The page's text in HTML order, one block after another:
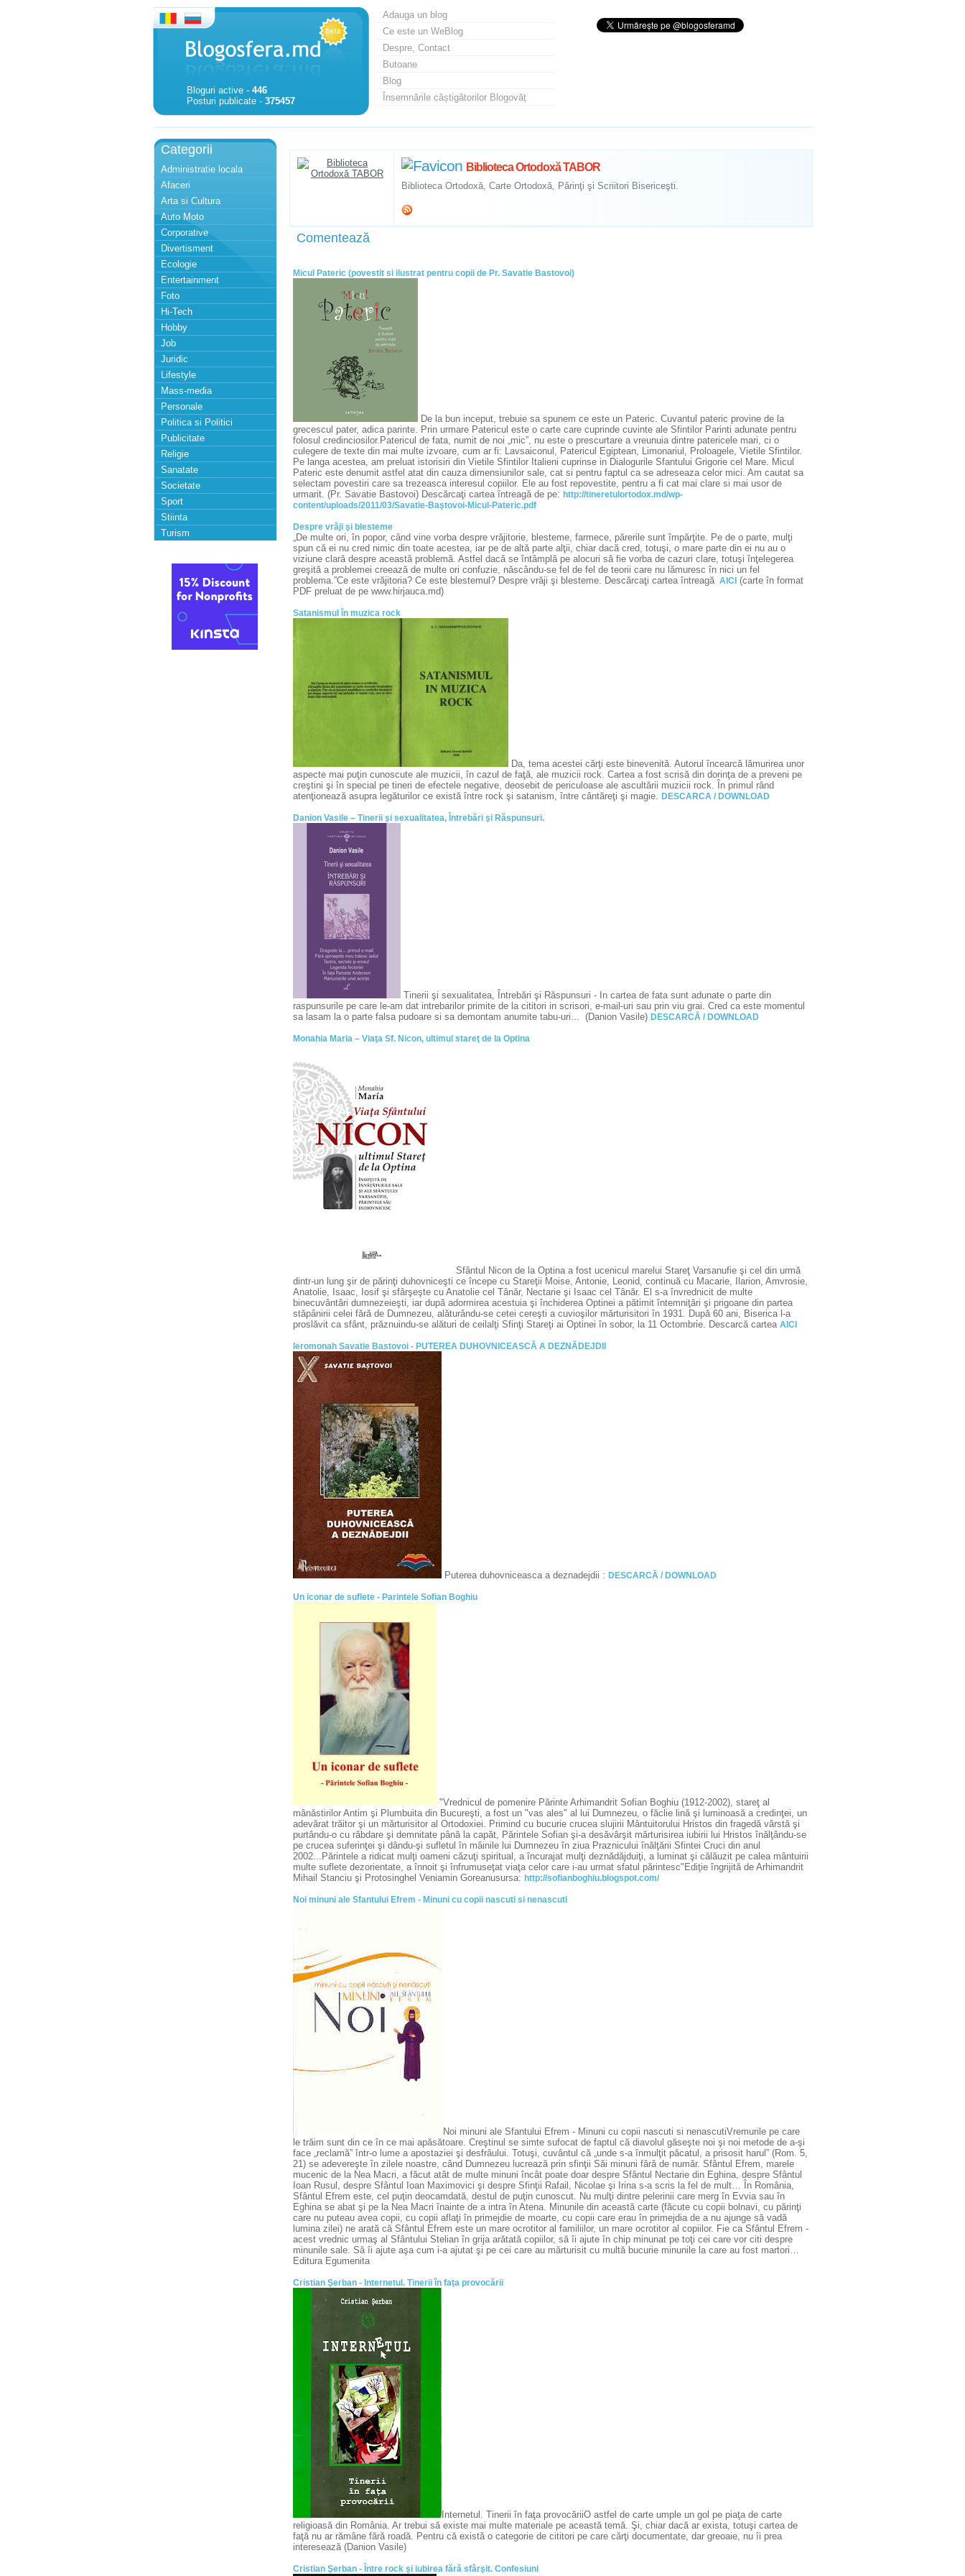
Bloguri active - 446
Posturi publicate - 375457
Adauga un blog
Ce este un WeBlog
Despre, Contact
Butoane
Blog
Însemnările câștigătorilor Blogovăț
Categorii
Administratie locala
Afaceri
Arta si Cultura
Auto Moto
Corporative
Divertisment
Ecologie
Entertainment
Foto
Hi-Tech
Hobby
Job
Juridic
Lifestyle
Mass-media
Personale
Politica si Politici
Publicitate
Religie
Sanatate
Societate
Sport
Stiinta
Turism
Biblioteca Ortodoxă TABOR
Biblioteca Ortodoxă, Carte Ortodoxă, Părinţi şi Scriitori Bisericeşti.
Comentează
Micul Pateric (povestit si ilustrat pentru copii de Pr. Savatie Bastovoi)
De la bun inceput, trebuie sa spunem ce este un Pateric. Cuvantul pateric provine de la
grecescul pater, adica parinte. Prin urmare Patericul este o carte care cuprinde cuvinte ale Sfintilor Parinti adunate pentru
folosul credinciosilor.Patericul de fata, numit de noi „mic”, nu este o prescurtare a vreunuia dintre patericele mari, ci o
culegere de texte din mai multe izvoare, cum ar fi: Lavsaiconul, Patericul Egiptean, Limonariul, Proloagele, Vietile Sfintilor.
Pe langa acestea, am preluat istorisiri din Vietile Sfintilor Italieni cuprinse in Dialogurile Sfantului Grigorie cel Mare. Micul
Pateric este denumit astfel atat din cauza dimensiunilor sale, cat si pentru faptul ca se adreseaza celor mici. Am cautat sa
selectam povestiri care sa trezeasca interesul copiilor. Ele au fost repovestite, pentru a fi cat mai clare si mai usor de
urmarit. (Pr. Savatie Bastovoi) Descărcaţi cartea întreagă de pe: http://tineretulortodox.md/wp-
content/uploads/2011/03/Savatie-Baştovoi-Micul-Pateric.pdf
Despre vrăji şi blesteme
„De multe ori, în popor, când vine vorba despre vrăjitorie, blesteme, farmece, părerile sunt împărţite. Pe de o parte, mulţi
spun că ei nu cred nimic din toate acestea, iar pe de altă parte alţii, chiar dacă cred, totuşi, o mare parte din ei nu au o
viziune clară despre această problemă. Astfel dacă se întâmplă pe alocuri să fie vorba de cazuri clare, totuşi înţelegerea
greşită a problemei creează de multe ori confuzie, născându-se fel de fel de teorii care nu lămuresc în nici un fel
problema.”Ce este vrăjitoria? Ce este blestemul? Despre vrăji şi blesteme. Descărcaţi cartea întreagă AICI (carte în format
PDF preluat de pe www.hirjauca.md)
Satanismul în muzica rock
Da, tema acestei cărţi este binevenită. Autorul încearcă lămurirea unor
aspecte mai puţin cunoscute ale muzicii, în cazul de faţă, ale muzicii rock. Cartea a fost scrisă din dorinţa de a preveni pe
creştini şi în special pe tineri de efectele negative, deosebit de periculoase ale ascultării muzicii rock. În primul rând
atenţionează asupra legăturilor ce există între rock şi satanism, între cântăreţi şi magie. DESCARCA / DOWNLOAD
Danion Vasile – Tinerii şi sexualitatea, Întrebări şi Răspunsuri.
Tinerii şi sexualitatea, Întrebări şi Răspunsuri - In cartea de fata sunt adunate o parte din
raspunsurile pe care le-am dat intrebarilor primite de la cititori in scrisori, e-mail-uri sau prin viu grai. Cred ca este momentul
sa lasam la o parte falsa pudoare si sa demontam anumite tabu-uri... (Danion Vasile) DESCARCĂ / DOWNLOAD
Monahia Maria – Viaţa Sf. Nicon, ultimul stareţ de la Optina
Sfântul Nicon de la Optina a fost ucenicul marelui Stareţ Varsanufie şi cel din urmă
dintr-un lung şir de părinţi duhovniceşti ce începe cu Stareţii Moise, Antonie, Leonid, continuă cu Macarie, Ilarion, Amvrosie,
Anatolie, Isaac, Iosif şi sfârşeşte cu Anatolie cel Tânăr, Nectarie şi Isaac cel Tânăr. El s-a învrednicit de multe
binecuvântări dumnezeieşti, iar după adormirea acestuia şi închiderea Optinei a pătimit întemniţări şi prigoane din partea
stăpânirii celei fără de Dumnezeu, alăturându-se cetei cereşti a cuvioşilor mărturisitori în 1931. După 60 ani, Biserica l-a
proslăvit ca sfânt, prăznuindu-se alături de ceilalţi Sfinţi Stareţi ai Optinei în sobor, la 11 Octombrie. Descarcă cartea AICI
Ieromonah Savatie Bastovoi - PUTEREA DUHOVNICEASCĂ A DEZNĂDEJDII
Puterea duhovniceasca a deznadejdii : DESCARCĂ / DOWNLOAD
Un iconar de suflete - Parintele Sofian Boghiu
"Vrednicul de pomenire Părinte Arhimandrit Sofian Boghiu (1912-2002), stareţ al
mânăstirilor Antim şi Plumbuita din Bucureşti, a fost un "vas ales" al lui Dumnezeu, o făclie lină şi luminoasă a credinţei, un
adevărat trăitor şi un mărturisitor al Ortodoxiei. Primind cu bucurie crucea slujirii Mântuitorului Hristos din fragedă vârstă şi
purtându-o cu răbdare şi demnitate până la capăt, Părintele Sofian şi-a desăvârşit mărturisirea iubirii lui Hristos înălţându-se
pe crucea suferinţei şi dându-şi sufletul în mâinile lui Dumnezeu în ziua Praznicului înălţării Sfintei Cruci din anul
2002...Părintele a ridicat mulţi oameni căzuţi spiritual, a încurajat mulţi deznădăjduiţi, a luminat şi călăuzit pe calea mântuirii
multe suflete dezorientate, a înnoit şi înfrumuseţat viaţa celor care i-au urmat sfatul părintesc"Ediţie îngrijită de Arhimandrit
Mihail Stanciu şi Protosinghel Veniamin Goreanusursa: http://sofianboghiu.blogspot.com/
Noi minuni ale Sfantului Efrem - Minuni cu copii nascuti si nenascuti
Noi minuni ale Sfantului Efrem - Minuni cu copii nascuti si nenascutiVremurile pe care
le trăim sunt din ce în ce mai apăsătoare. Creştinul se simte sufocat de faptul că diavolul găseşte noi şi noi metode de a-şi
face „reclamă” într-o lume a apostaziei şi desfrâului. Totuşi, cuvântul că „unde s-a înmulţit păcatul, a prisosit harul” (Rom. 5,
21) se adevereşte în zilele noastre, când Dumnezeu lucrează prin sfinţii Săi minuni fără de număr. Sfântul Efrem, marele
mucenic de la Nea Macri, a făcut atât de multe minuni încât poate doar despre Sfântul Nectarie din Eghina, despre Sfântul
Ioan Rusul, despre Sfântul Ioan Maximovici şi despre Sfinţii Rafail, Nicolae şi Irina s-a scris la fel de mult… În România,
Sfântul Efrem este, cel puţin deocamdată, destul de puţin cunoscut. Nu mulţi dintre pelerinii care merg în Evvia sau în
Eghina se abat şi pe la Nea Macri înainte de a intra în Atena. Minunile din această carte (făcute cu copii bolnavi, cu părinţi
care nu puteau avea copii, cu copii aflaţi în primejdie de moarte, cu copii care erau în primejdia de a nu ajunge să vadă
lumina zilei) ne arată că Sfântul Efrem este un mare ocrotitor al familiilor, un mare ocrotitor al copiilor. Fie ca Sfântul Efrem -
acest vrednic urmaş al Sfântului Stelian în grija arătată copiilor, să îi ajute în chip minunat pe toţi cei care vor citi despre
minunile sale. Să îi ajute aşa cum i-a ajutat şi pe cei care au mărturisit cu multă bucurie minunile la care au fost martori…
Editura Egumenita
Cristian Şerban - Internetul. Tinerii în faţa provocării
Internetul. Tinerii în faţa provocăriiO astfel de carte umple un gol pe piaţa de carte
religioasă din România. Ar trebui să existe mai multe materiale pe această temă. Şi, chiar dacă ar exista, totuşi cartea de
faţă nu ar rămâne fără roadă. Pentru că există o categorie de cititori pe care cărţi documentate, dar greoaie, nu îi prea
interesează (Danion Vasile)
Cristian Şerban - Între rock şi iubirea fără sfârşit. Confesiuni